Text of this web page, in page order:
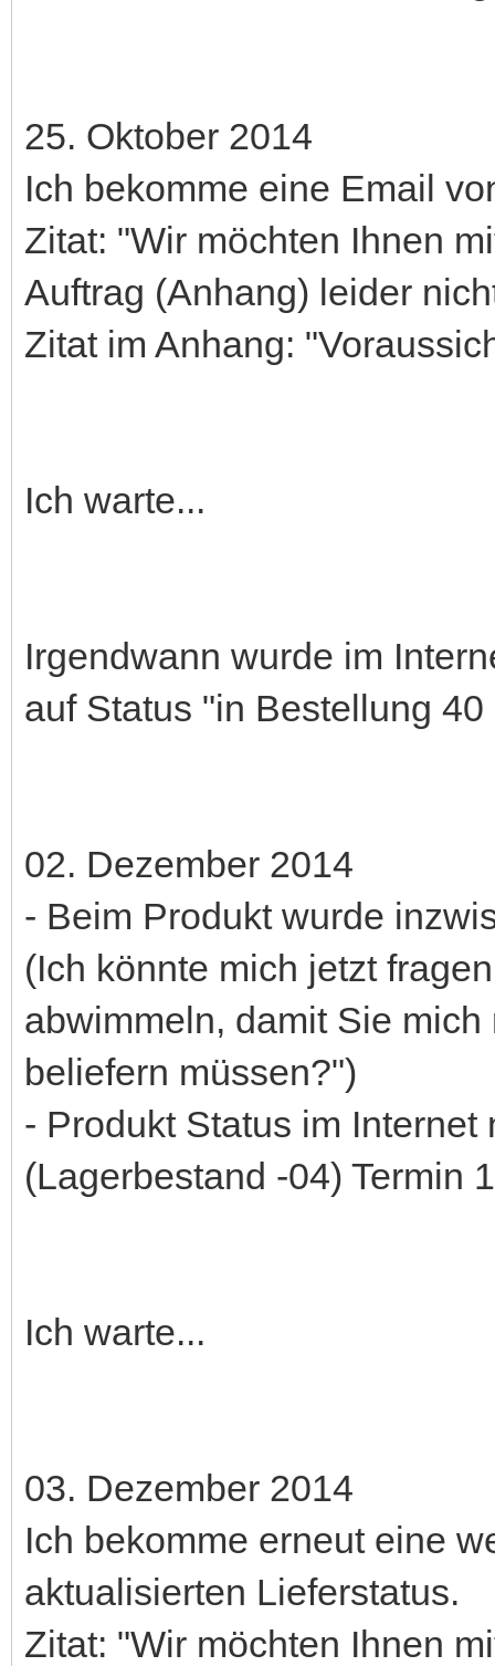
25. Oktober 2014
Ich bekomme eine Email
Zitat: "Wir möchten Ihnen
Auftrag (Anhang) leider
Zitat im Anhang:
Ich warte...
Irgendwann wurde im
auf Status "in Bestellung
02. Dezember 2014
- Beim Produkt wurde
(Ich könnte mich jetzt
abwimmeln, damit Sie
beliefern müssen?")
- Produkt Status im
(Lagerbestand -04) Termin
Ich warte...
03. Dezember 2014
Ich bekomme erneut eine
aktualisierten Lieferstatus.
Zitat: "Wir möchten Ihnen